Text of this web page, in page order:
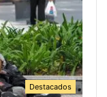
Destacados